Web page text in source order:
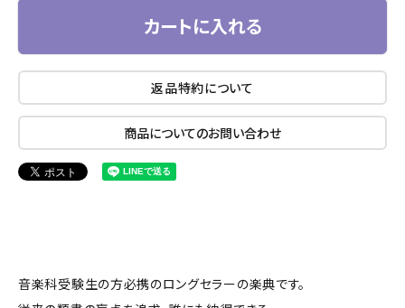
カートに入れる
返品特約について
商品についてのお問い合わせ
音楽科受験生の方必携のロングセラーの楽典です。